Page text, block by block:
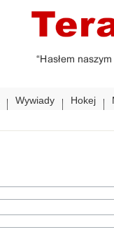
Wywiady Hokej